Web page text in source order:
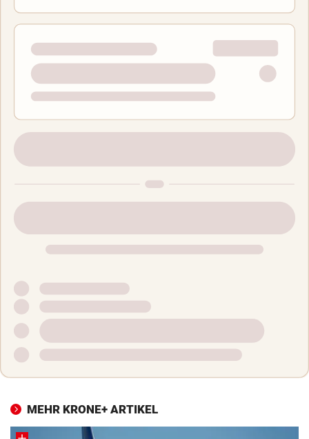
MEHR KRONE+ ARTIKEL